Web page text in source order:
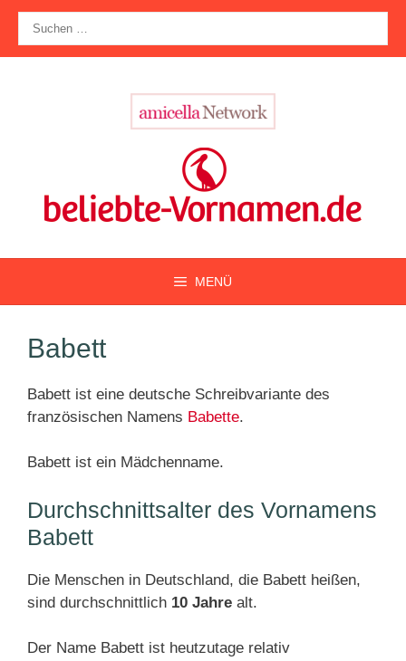
Zum
Inhalt
springen
nach:
MENÜ
Babett
Babett ist eine deutsche Schreibvariante des
französischen Namens Babette.
Babett ist ein Mädchenname.
Durchschnittsalter des Vornamens
Babett
Die Menschen in Deutschland, die Babett heißen,
sind durchschnittlich 10 Jahre alt.
Der Name Babett ist heutzutage relativ